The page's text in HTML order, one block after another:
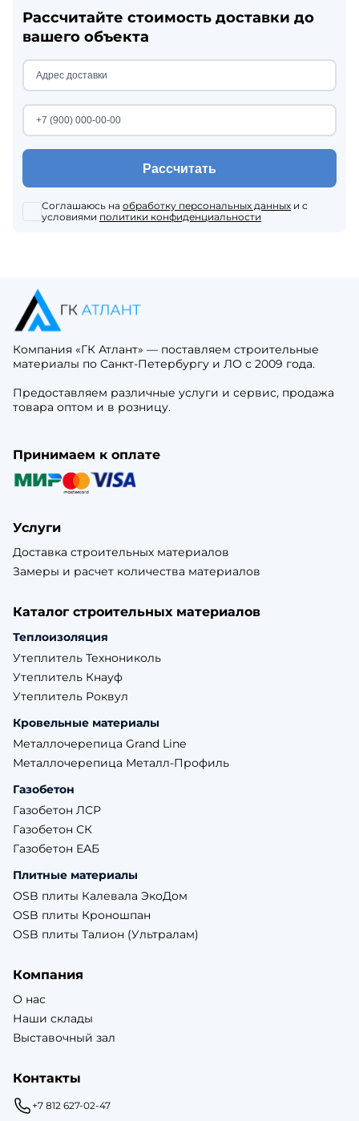
Рассчитайте стоимость доставки до
вашего объекта
Рассчитать
Соглашаюсь на обработку персональных данных и с
условиями политики конфиденциальности
Компания «ГК Атлант» — поставляем строительные
материалы по Санкт-Петербургу и ЛО с 2009 года.
Предоставляем различные услуги и сервис, продажа
товара оптом и в розницу.
Принимаем к оплате
Услуги
Доставка строительных материалов
Замеры и расчет количества материалов
Каталог строительных материалов
Теплоизоляция
Утеплитель Технониколь
Утеплитель Кнауф
Утеплитель Роквул
Кровельные материалы
Металлочерепица Grand Line
Металлочерепица Металл-Профиль
Газобетон
Газобетон ЛСР
Газобетон СК
Газобетон ЕАБ
Плитные материалы
OSB плиты Калевала ЭкоДом
OSB плиты Кроношпан
OSB плиты Талион (Ультралам)
Компания
О нас
Наши склады
Выставочный зал
Контакты
+7 812 627-02-47